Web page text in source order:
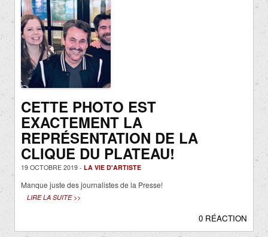
CETTE PHOTO EST
EXACTEMENT LA
REPRÉSENTATION DE LA
CLIQUE DU PLATEAU!
19 OCTOBRE 2019 - LA VIE D'ARTISTE
Manque juste des journalistes de la Presse!
LIRE LA SUITE >>
0 RÉACTION